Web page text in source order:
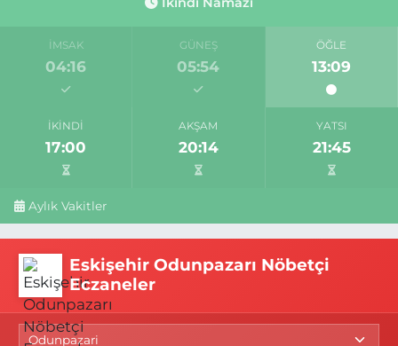
İMSAK
04:16
GÜNEŞ
05:54
ÖĞLE
13:09
İKINDI
17:00
AKŞAM
20:14
YATSI
21:45
Aylık Vakitler
Eskişehir Odunpazarı Nöbetçi
Eczaneler